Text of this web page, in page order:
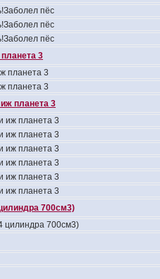
пёс
пёс
пёс
3
планета 3
планета 3
планета 3
иж планета 3
иж планета 3
иж планета 3
иж планета 3
иж планета 3
иж планета 3
700см3)
цилиндра 700см3)